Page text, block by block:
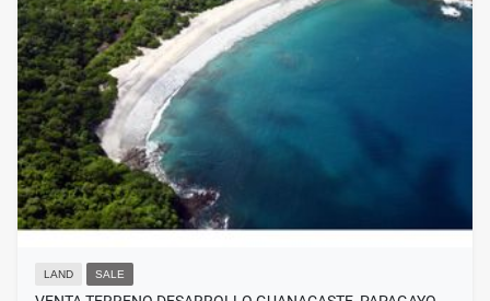
LAND SALE